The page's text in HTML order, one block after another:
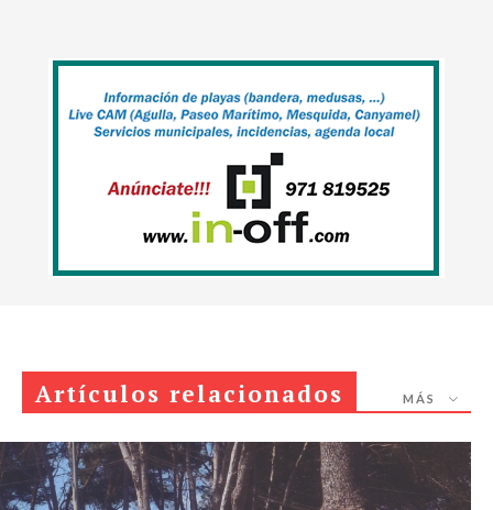
Artículos relacionados MÁS